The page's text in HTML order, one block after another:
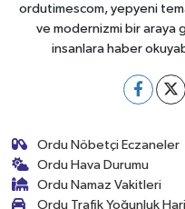
ordutimescom, yepyeni
ve modernizmi bir araya
insanlara haber
Ordu Nöbetçi Eczaneler
Ordu Hava Durumu
Ordu Namaz Vakitleri
Ordu Trafik Yoğunluk